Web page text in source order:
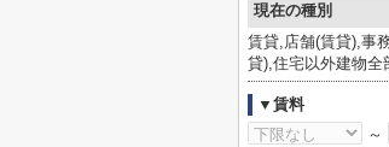
現在の種別
賃貸,店舗(賃貸),事
貸),住宅以外建物全
▼賃料
～